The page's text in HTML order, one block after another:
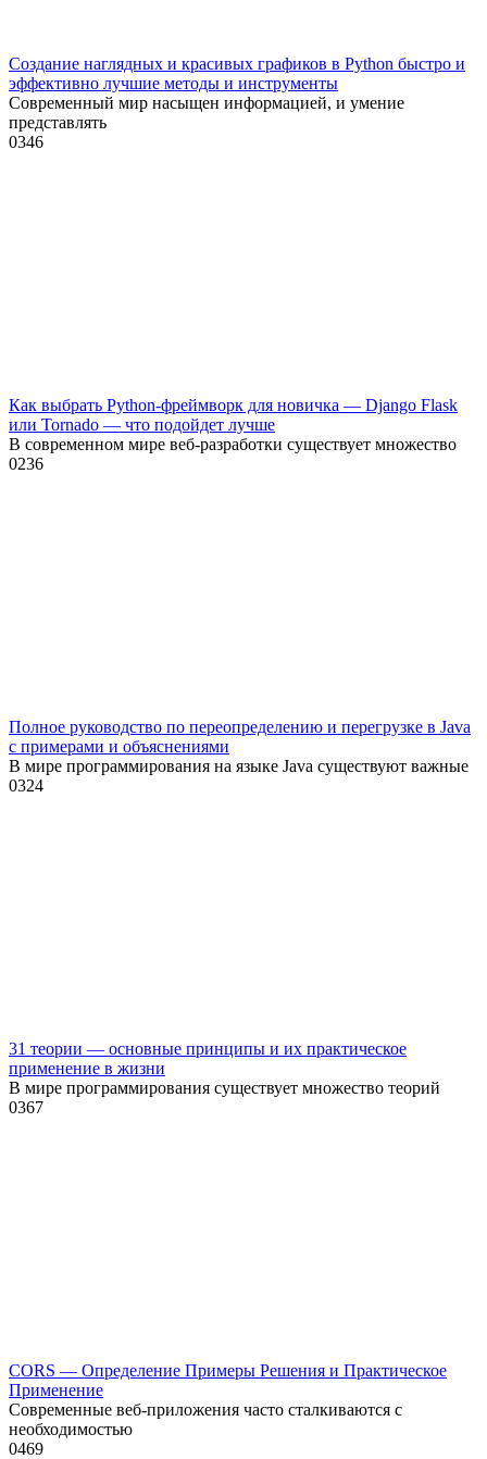
Создание наглядных и красивых графиков в Python быстро и
эффективно лучшие методы и инструменты
Современный мир насыщен информацией, и умение
представлять
0346
Как выбрать Python-фреймворк для новичка — Django Flask
или Tornado — что подойдет лучше
В современном мире веб-разработки существует множество
0236
Полное руководство по переопределению и перегрузке в Java
с примерами и объяснениями
В мире программирования на языке Java существуют важные
0324
31 теории — основные принципы и их практическое
применение в жизни
В мире программирования существует множество теорий
0367
CORS — Определение Примеры Решения и Практическое
Применение
Современные веб-приложения часто сталкиваются с
необходимостью
0469